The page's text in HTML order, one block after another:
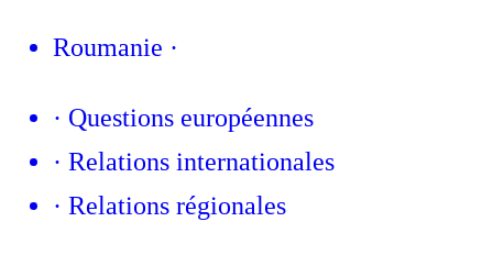
Roumanie ·
· Questions européennes
· Relations internationales
· Relations régionales